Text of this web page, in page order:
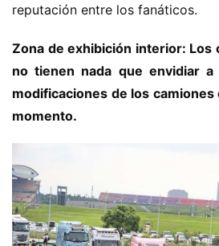
reputación entre los fanáticos.
Zona de exhibición interior: Los
no tienen nada que envidiar
modificaciones de los
momento.